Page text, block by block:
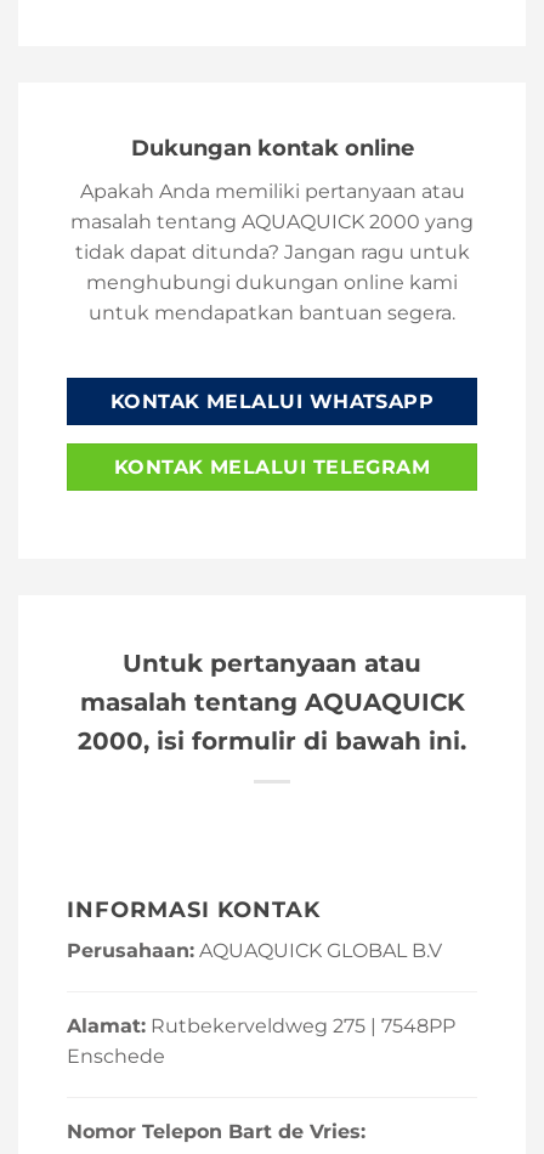
Dukungan kontak online
Apakah Anda memiliki pertanyaan atau
masalah tentang AQUAQUICK 2000 yang
tidak dapat ditunda? Jangan ragu untuk
menghubungi dukungan online kami
untuk mendapatkan bantuan segera.
KONTAK MELALUI WHATSAPP
KONTAK MELALUI TELEGRAM
Untuk pertanyaan atau
masalah tentang AQUAQUICK
2000, isi formulir di bawah ini.
INFORMASI KONTAK
Perusahaan: AQUAQUICK GLOBAL B.V
Alamat: Rutbekerveldweg 275 | 7548PP
Enschede
Nomor Telepon Bart de Vries: